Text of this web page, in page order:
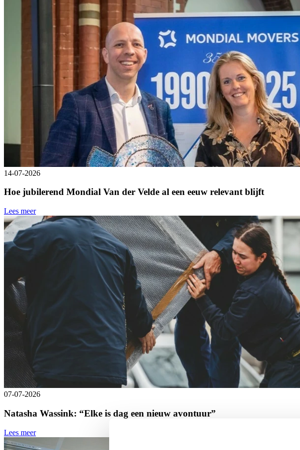
14-07-2026
Hoe jubilerend Mondial Van der Velde al een eeuw relevant blijft
Lees meer
07-07-2026
Natasha Wassink: “Elke is dag een nieuw avontuur”
Lees meer